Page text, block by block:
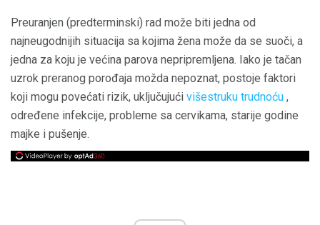
Preuranjen (predterminski) rad može biti jedna od
najneugodnijih situacija sa kojima žena može da se suoči, a
jedna za koju je većina parova nepripremljena. Iako je tačan
uzrok preranog porođaja možda nepoznat, postoje faktori
koji mogu povećati rizik, uključujući višestruku trudnoću ,
određene infekcije, probleme sa cervikama, starije godine
majke i pušenje.